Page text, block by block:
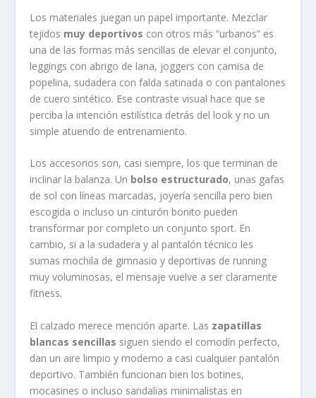
Los materiales juegan un papel importante. Mezclar
tejidos muy deportivos con otros más “urbanos” es
una de las formas más sencillas de elevar el conjunto,
leggings con abrigo de lana, joggers con camisa de
popelina, sudadera con falda satinada o con pantalones
de cuero sintético. Ese contraste visual hace que se
perciba la intención estilística detrás del look y no un
simple atuendo de entrenamiento.
Los accesorios son, casi siempre, los que terminan de
inclinar la balanza. Un bolso estructurado, unas gafas
de sol con líneas marcadas, joyería sencilla pero bien
escogida o incluso un cinturón bonito pueden
transformar por completo un conjunto sport. En
cambio, si a la sudadera y al pantalón técnico les
sumas mochila de gimnasio y deportivas de running
muy voluminosas, el mensaje vuelve a ser claramente
fitness.
El calzado merece mención aparte. Las zapatillas
blancas sencillas siguen siendo el comodín perfecto,
dan un aire limpio y moderno a casi cualquier pantalón
deportivo. También funcionan bien los botines,
mocasines o incluso sandalias minimalistas en